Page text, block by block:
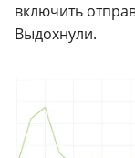
включить
Выдохнули.